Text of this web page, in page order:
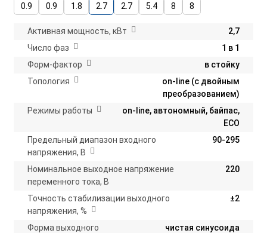
0.9
0.9 1.8 2.7 2.7 5.4 8 8
Активная мощность, кВт
2,7
Число фаз
1 в 1
Форм-фактор
в стойку
Топология
on-line (с двойным
преобразованием)
Режимы работы
on-line, автономный, байпас,
ECO
Предельный диапазон входного
напряжения, В
90-295
Номинальное выходное напряжение
переменного тока, В
220
Точность стабилизации выходного
напряжения, %
±2
Форма выходного
чистая синусоида